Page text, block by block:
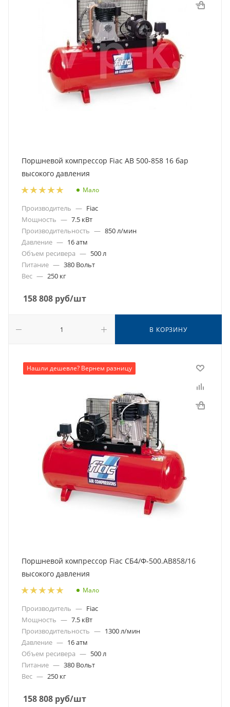
Поршневой компрессор Fiac AB 500-858 16 бар
высокого давления
Мало
Производитель — Fiac
Мощность — 7.5 кВт
Производительность — 850 л/мин
Давление — 16 атм
Объем ресивера — 500 л
Питание — 380 Вольт
Вес — 250 кг
158 808 руб/шт
В КОРЗИНУ
Нашли дешевле? Вернем разницу
Поршневой компрессор Fiac СБ4/Ф-500.AB858/16
высокого давления
Мало
Производитель — Fiac
Мощность — 7.5 кВт
Производительность — 1300 л/мин
Давление — 16 атм
Объем ресивера — 500 л
Питание — 380 Вольт
Вес — 250 кг
158 808 руб/шт